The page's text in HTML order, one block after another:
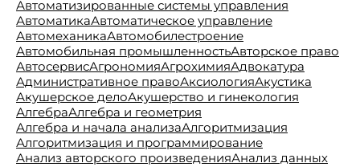
Автоматизированные системы управления
АвтоматикаАвтоматическое управление
АвтомеханикаАвтомобилестроение
Автомобильная промышленностьАвторское право
АвтосервисАгрономияАгрохимияАдвокатура
Административное правоАксиологияАкустика
Акушерское делоАкушерство и гинекология
АлгебраАлгебра и геометрия
Алгебра и начала анализаАлгоритмизация
Алгоритмизация и программирование
Анализ авторского произведенияАнализ данных